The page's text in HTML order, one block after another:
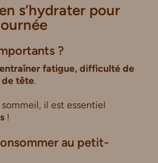
s’hydrater pour
?
entraîner fatigue, difficulté de
tête.
il est essentiel
!
au petit-